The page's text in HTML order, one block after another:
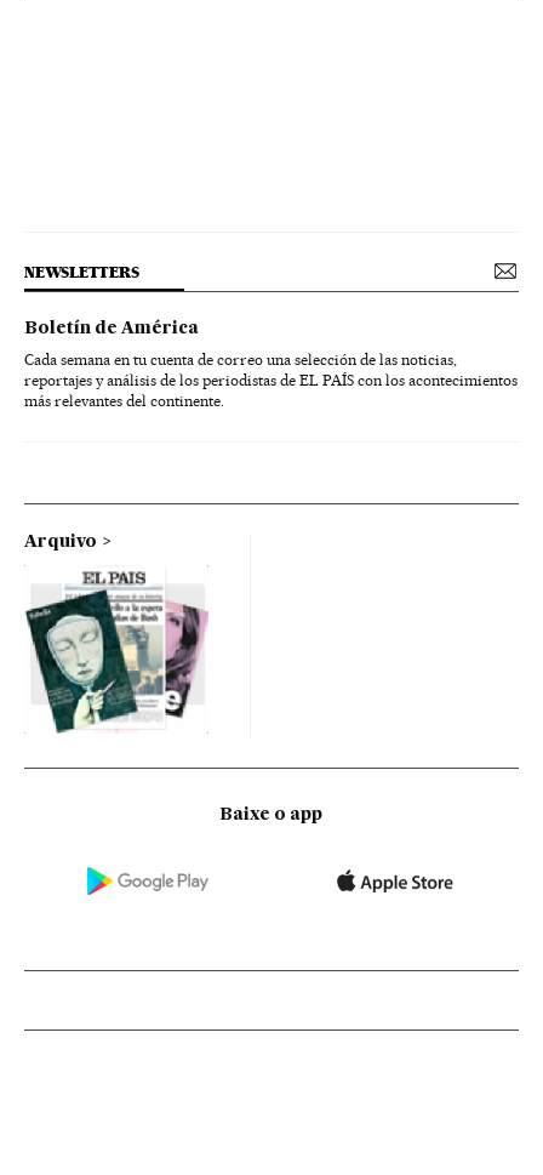
NEWSLETTERS
Boletín de América
Cada semana en tu cuenta de correo una selección de las noticias,
reportajes y análisis de los periodistas de EL PAÍS con los acontecimientos
más relevantes del continente.
Arquivo
Baixe o app